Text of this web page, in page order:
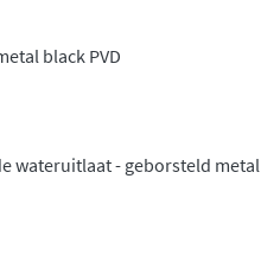
black PVD
wateruitlaat - geborsteld metal